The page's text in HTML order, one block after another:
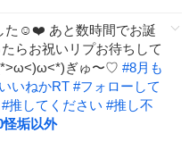
た☺️❤️ あと数時間でお誕
らお祝いリプお待ちして
ぎゅ〜♡ #8月も
いねかRT #フォローして
#推してください #推し不
怪垢以外